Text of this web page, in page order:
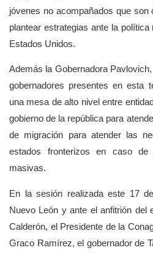
jóvenes no acompañados que
plantear estrategias ante la
Estados Unidos.
Además la Gobernadora
gobernadores presentes en esta
una mesa de alto nivel entre
gobierno de la república para
de migración para atender las
estados fronterizos en caso de
masivas.
En la sesión realizada este 17
Nuevo León y ante el anfitrión del
Calderón, el Presidente de la
Graco Ramírez, el gobernador de